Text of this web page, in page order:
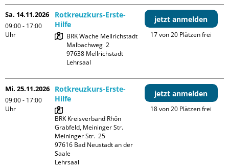
Sa. 14.11.2026
09:00 - 17:00
Uhr
Rotkreuzkurs-Erste-
Hilfe
BRK Wache Mellrichstadt
Malbachweg  2
97638 Mellrichstadt
Lehrsaal
jetzt anmelden
17 von 20 Plätzen frei
Mi. 25.11.2026
09:00 - 17:00
Uhr
Rotkreuzkurs-Erste-
Hilfe
BRK Kreisverband Rhön
Grabfeld, Meininger Str.
Meininger Str.  25
97616 Bad Neustadt an der
Saale
Lehrsaal
jetzt anmelden
18 von 20 Plätzen frei